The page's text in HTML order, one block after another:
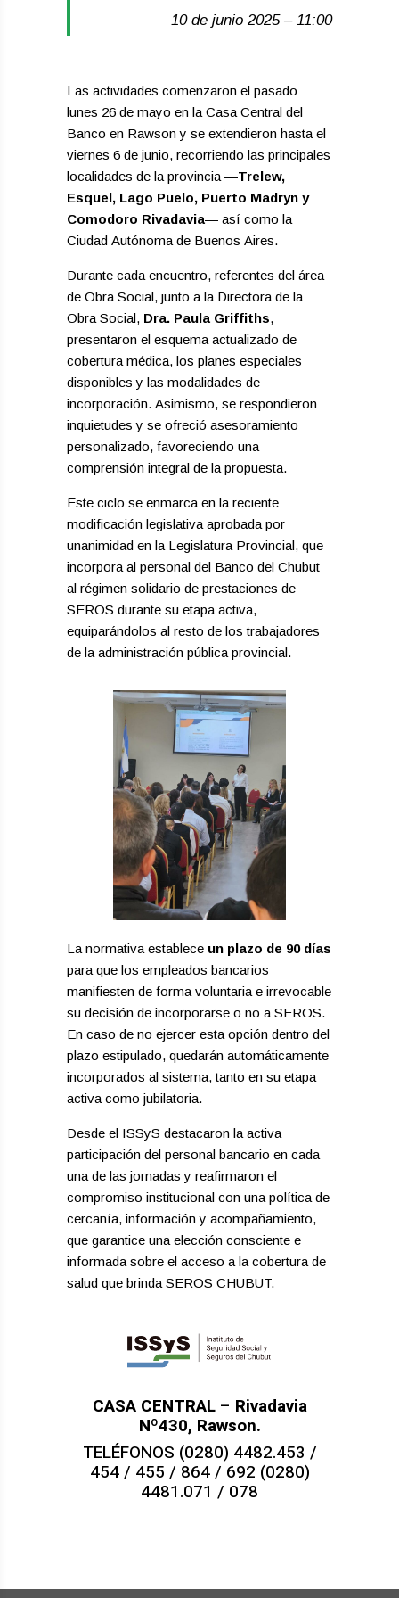
10 de junio 2025 – 11:00
Las actividades comenzaron el pasado
lunes 26 de mayo en la Casa Central del
Banco en Rawson y se extendieron hasta el
viernes 6 de junio, recorriendo las principales
localidades de la provincia —Trelew,
Esquel, Lago Puelo, Puerto Madryn y
Comodoro Rivadavia— así como la
Ciudad Autónoma de Buenos Aires.
Durante cada encuentro, referentes del área
de Obra Social, junto a la Directora de la
Obra Social, Dra. Paula Griffiths,
presentaron el esquema actualizado de
cobertura médica, los planes especiales
disponibles y las modalidades de
incorporación. Asimismo, se respondieron
inquietudes y se ofreció asesoramiento
personalizado, favoreciendo una
comprensión integral de la propuesta.
Este ciclo se enmarca en la reciente
modificación legislativa aprobada por
unanimidad en la Legislatura Provincial, que
incorpora al personal del Banco del Chubut
al régimen solidario de prestaciones de
SEROS durante su etapa activa,
equiparándolos al resto de los trabajadores
de la administración pública provincial.
La normativa establece un plazo de 90 días
para que los empleados bancarios
manifiesten de forma voluntaria e irrevocable
su decisión de incorporarse o no a SEROS.
En caso de no ejercer esta opción dentro del
plazo estipulado, quedarán automáticamente
incorporados al sistema, tanto en su etapa
activa como jubilatoria.
Desde el ISSyS destacaron la activa
participación del personal bancario en cada
una de las jornadas y reafirmaron el
compromiso institucional con una política de
cercanía, información y acompañamiento,
que garantice una elección consciente e
informada sobre el acceso a la cobertura de
salud que brinda SEROS CHUBUT.
CASA CENTRAL– Rivadavia
Nº430, Rawson.
TELÉFONOS (0280) 4482.453 /
454 / 455 / 864 / 692 (0280)
4481.071 / 078